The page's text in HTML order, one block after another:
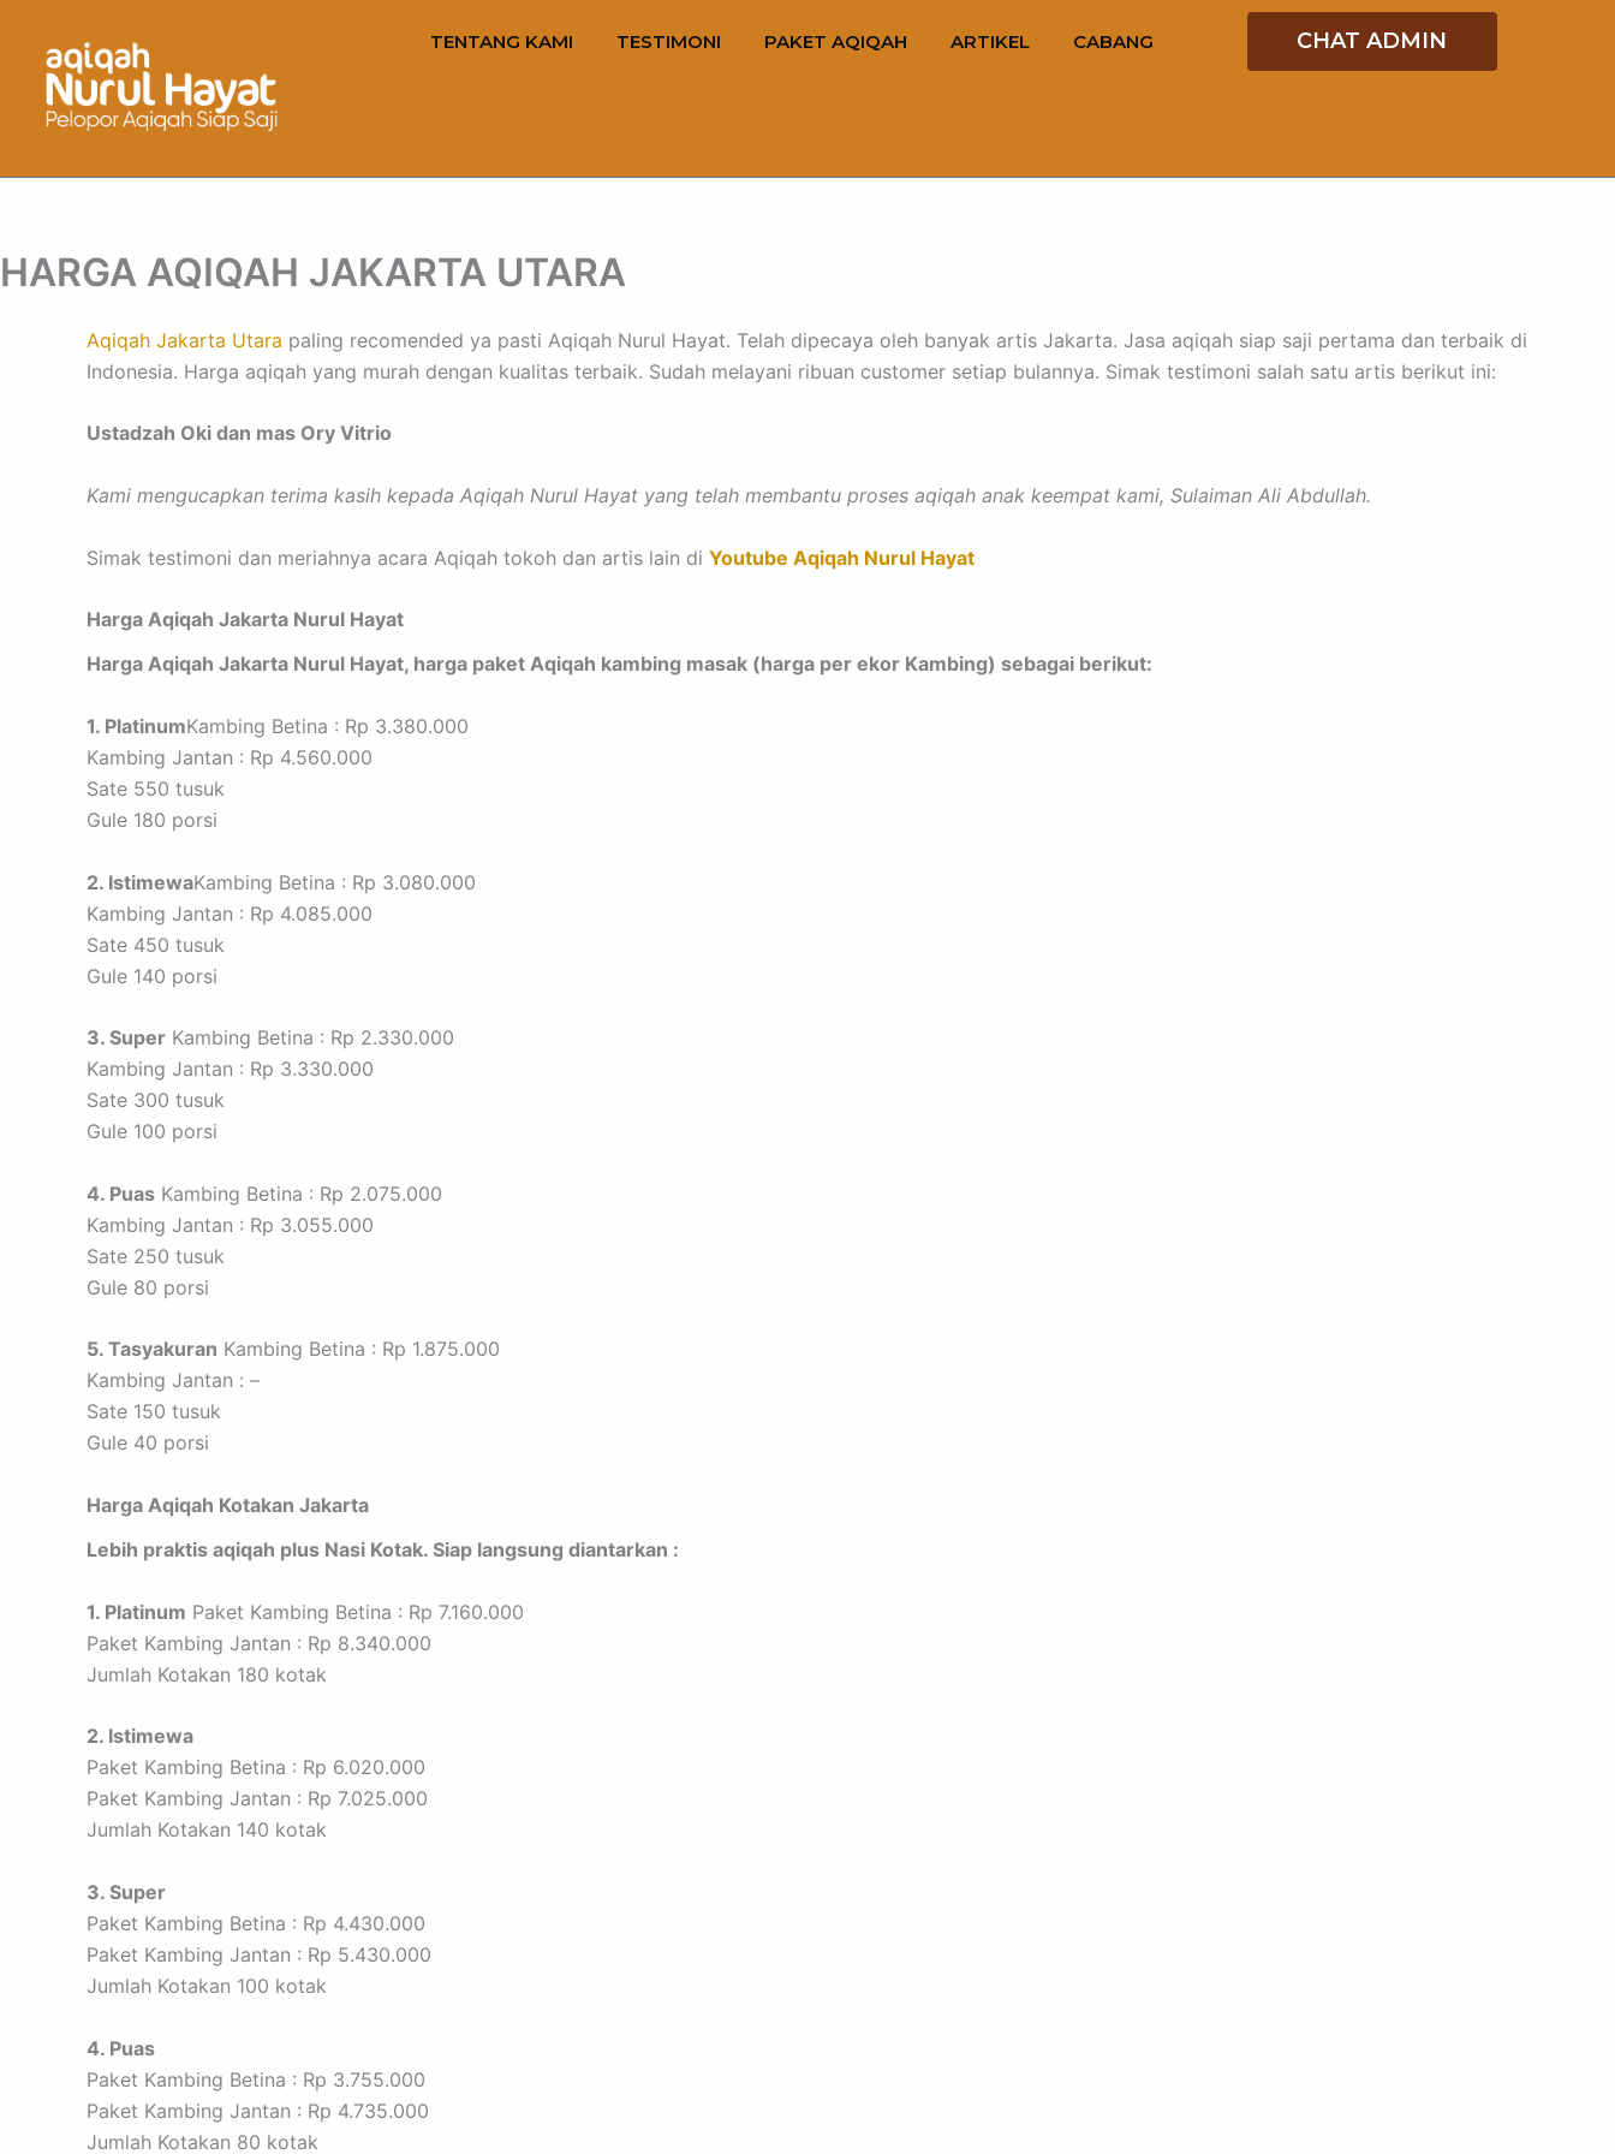
TENTANG KAMI TESTIMONI PAKET AQIQAH ARTIKEL CABANG CHAT ADMIN
HARGA AQIQAH JAKARTA UTARA
Aqiqah Jakarta Utara paling recomended ya pasti Aqiqah Nurul Hayat. Telah dipecaya oleh banyak artis Jakarta. Jasa aqiqah siap saji pertama dan terbaik di
Indonesia. Harga aqiqah yang murah dengan kualitas terbaik. Sudah melayani ribuan customer setiap bulannya. Simak testimoni salah satu artis berikut ini:
Ustadzah Oki dan mas Ory Vitrio
Kami mengucapkan terima kasih kepada Aqiqah Nurul Hayat yang telah membantu proses aqiqah anak keempat kami, Sulaiman Ali Abdullah.
Simak testimoni dan meriahnya acara Aqiqah tokoh dan artis lain di Youtube Aqiqah Nurul Hayat
Harga Aqiqah Jakarta Nurul Hayat
Harga Aqiqah Jakarta Nurul Hayat, harga paket Aqiqah kambing masak (harga per ekor Kambing) sebagai berikut:
1. PlatinumKambing Betina : Rp 3.380.000
Kambing Jantan : Rp 4.560.000
Sate 550 tusuk
Gule 180 porsi
2. IstimewaKambing Betina : Rp 3.080.000
Kambing Jantan : Rp 4.085.000
Sate 450 tusuk
Gule 140 porsi
3. Super Kambing Betina : Rp 2.330.000
Kambing Jantan : Rp 3.330.000
Sate 300 tusuk
Gule 100 porsi
4. Puas Kambing Betina : Rp 2.075.000
Kambing Jantan : Rp 3.055.000
Sate 250 tusuk
Gule 80 porsi
5. Tasyakuran Kambing Betina : Rp 1.875.000
Kambing Jantan : –
Sate 150 tusuk
Gule 40 porsi
Harga Aqiqah Kotakan Jakarta
Lebih praktis aqiqah plus Nasi Kotak. Siap langsung diantarkan :
1. Platinum Paket Kambing Betina : Rp 7.160.000
Paket Kambing Jantan : Rp 8.340.000
Jumlah Kotakan 180 kotak
2. Istimewa
Paket Kambing Betina : Rp 6.020.000
Paket Kambing Jantan : Rp 7.025.000
Jumlah Kotakan 140 kotak
3. Super
Paket Kambing Betina : Rp 4.430.000
Paket Kambing Jantan : Rp 5.430.000
Jumlah Kotakan 100 kotak
4. Puas
Paket Kambing Betina : Rp 3.755.000
Paket Kambing Jantan : Rp 4.735.000
Jumlah Kotakan 80 kotak